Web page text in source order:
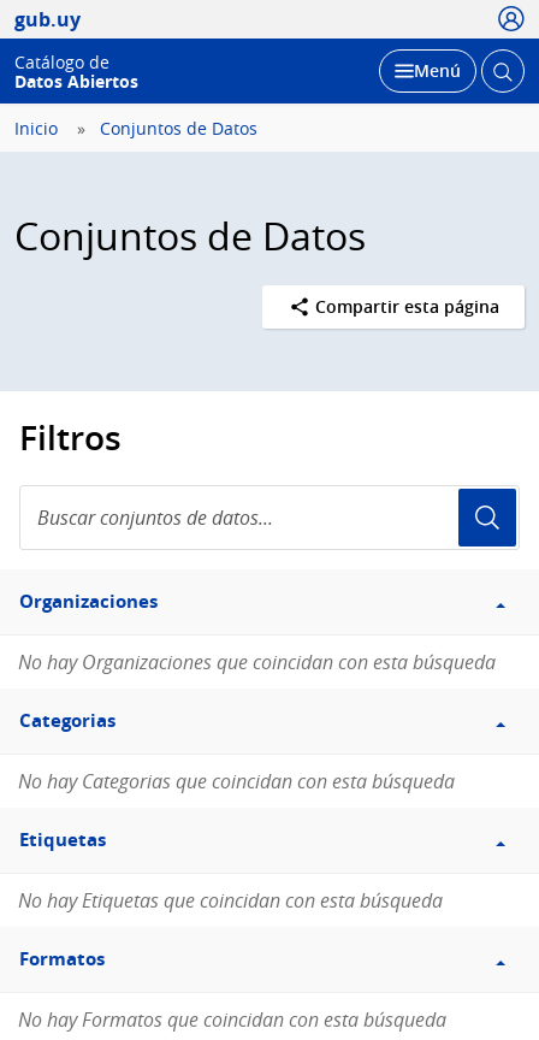
gub.uy
Catálogo de
Datos Abiertos
Desplegar
Menú Abrir
Inicio Conjuntos de Datos
Conjuntos de Datos
Compartir esta página
Filtros
conjuntos
de
Filtro
Organizaciones
Organizaciones
No hay Organizaciones que coincidan con esta búsqueda
Filtro
Categorias
Categorias
No hay Categorias que coincidan con esta búsqueda
Filtro
Etiquetas
Etiquetas
No hay Etiquetas que coincidan con esta búsqueda
Filtro
Formatos
Formatos
No hay Formatos que coincidan con esta búsqueda